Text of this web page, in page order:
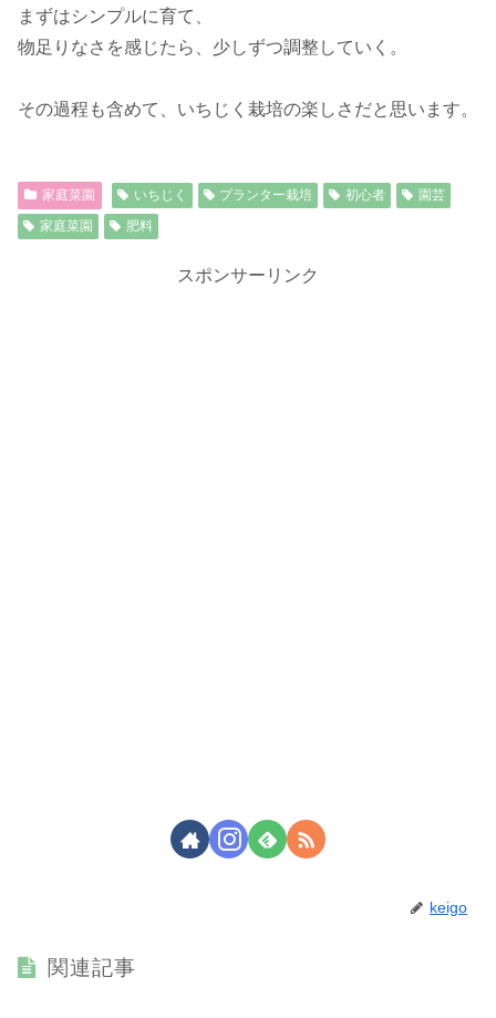
まずはシンプルに育て、
物足りなさを感じたら、少しずつ調整していく。
その過程も含めて、いちじく栽培の楽しさだと思います。
家庭菜園 いちじく プランター栽培 初心者
園芸
家庭菜園
肥料
スポンサーリンク
keigo
関連記事